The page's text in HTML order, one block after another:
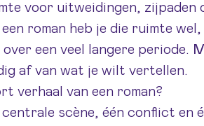
voor uitweidingen, zijpaden
roman heb je die ruimte
een veel langere periode.
af van wat je wilt vertellen.
verhaal van een roman?
scène, één conflict en